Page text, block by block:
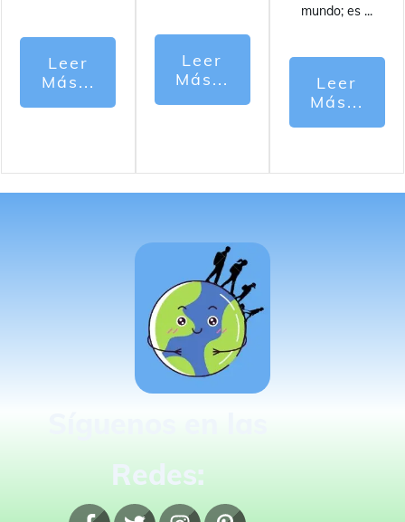
Leer
Más...
Leer
Más...
mundo; es ...
Leer
Más...
Redes: